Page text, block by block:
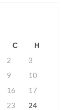
С
Н
2
3
9
10
16
17
23
24